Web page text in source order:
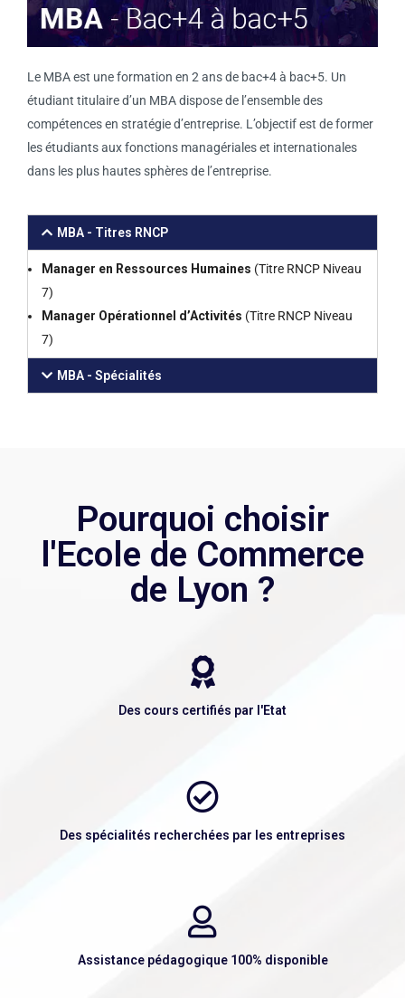
Le MBA est une formation en 2 ans de bac+4 à bac+5. Un
étudiant titulaire d’un MBA dispose de l’ensemble des
compétences en stratégie d’entreprise. L’objectif est de former
les étudiants aux fonctions managériales et internationales
dans les plus hautes sphères de l’entreprise.
MBA - Titres RNCP
Manager en Ressources Humaines (Titre RNCP Niveau
7)
Manager Opérationnel d’Activités (Titre RNCP Niveau
7)
MBA - Spécialités
Pourquoi choisir
l'Ecole de Commerce
de Lyon ?
Des cours certifiés par l'Etat
Des spécialités recherchées par les entreprises
Assistance pédagogique 100% disponible